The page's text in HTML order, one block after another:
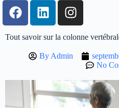
Tout savoir sur la colonne
By Admin
No